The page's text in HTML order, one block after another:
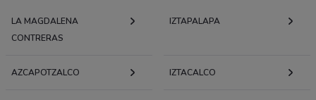
LA MAGDALENA
CONTRERAS
IZTAPALAPA
AZCAPOTZALCO IZTACALCO